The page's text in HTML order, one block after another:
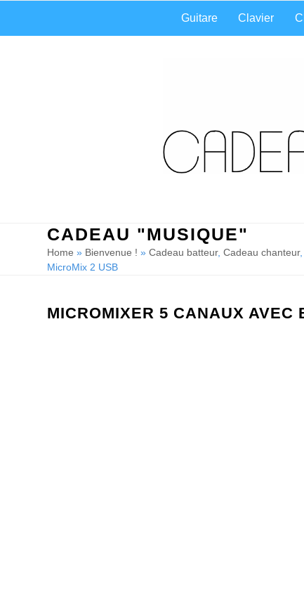
content
Guitare Clavier
CADEAU "MUSIQUE"
Home » Bienvenue ! »Cadeau batteur,Cadeau chanteur
MicroMix 2 USB
MICROMIXER 5 CANAUX AVEC